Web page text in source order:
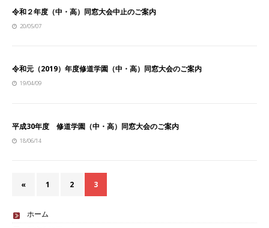
令和２年度（中・高）同窓大会中止のご案内
20/05/07
令和元（2019）年度修道学園（中・高）同窓大会のご案内
19/04/09
平成30年度 修道学園（中・高）同窓大会のご案内
18/06/14
« 1 2 3
ホーム